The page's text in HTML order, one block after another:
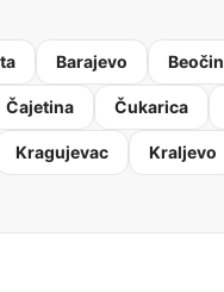
Barajevo Beočin
Čajetina Čukarica
Kragujevac Kraljevo